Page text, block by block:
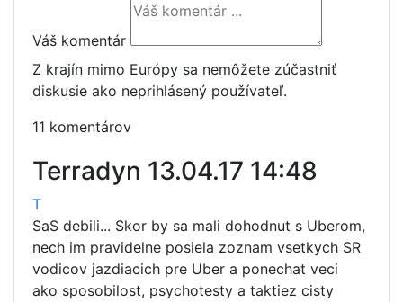
Váš komentár
Z krajín mimo Európy sa nemôžete zúčastniť
diskusie ako neprihlásený používateľ.
11 komentárov
Terradyn 13.04.17 14:48
T
SaS debili... Skor by sa mali dohodnut s Uberom,
nech im pravidelne posiela zoznam vsetkych SR
vodicov jazdiacich pre Uber a ponechat veci
ako sposobilost, psychotesty a taktiez cisty